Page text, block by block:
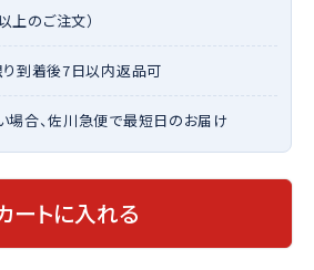
上のご注文）
到着後7日以内返品可
合、佐川急便で最短日のお届け
ートに入れる